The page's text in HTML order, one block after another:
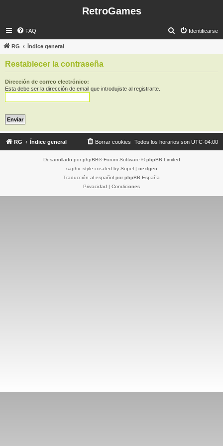
RetroGames
FAQ Identificarse
s
RG Índice general
Restablecer la contraseña
Dirección de correo electrónico:
Esta debe ser la dirección de email que introdujiste al registrarte.
RG Índice general Todos los horarios son UTC-04:00
Borrar cookies
Desarrollado por phpBB® Forum Software © phpBB Limited
saphic style created by Sopel| nextgen
Traducción al español por phpBB España
Privacidad | Condiciones